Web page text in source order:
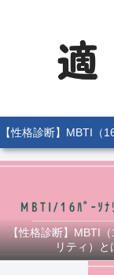
【性格診断】MBTI
リティ）と